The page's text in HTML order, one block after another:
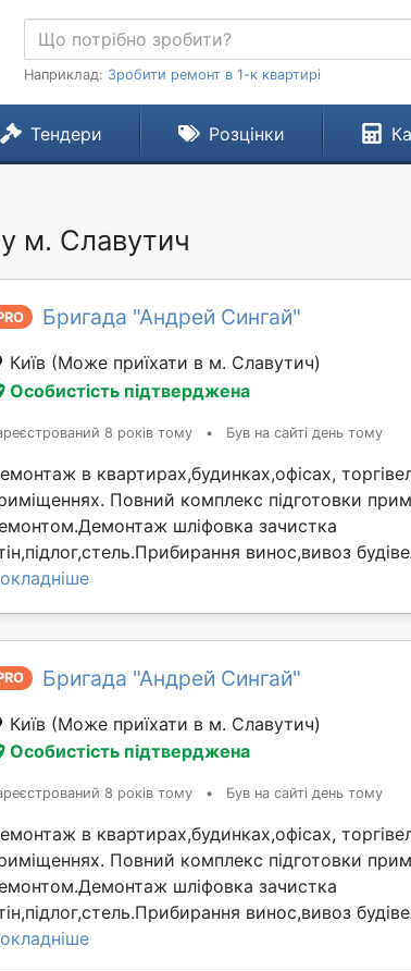
Наприклад: Зробити ремонт в 1-к квартирі
Тендери Розцінки
м. Славутич
Бригада "Андрей Сингай"
Київ (Може приїхати в м. Славутич)
Особистість підтверджена
8 років тому • Був на сайті день тому
в квартирах,будинках,офісах,
Повний комплекс підготовки
шліфовка зачистка
винос,вивоз
Бригада "Андрей Сингай"
Київ (Може приїхати в м. Славутич)
Особистість підтверджена
8 років тому • Був на сайті день тому
в квартирах,будинках,офісах,
Повний комплекс підготовки
шліфовка зачистка
винос,вивоз